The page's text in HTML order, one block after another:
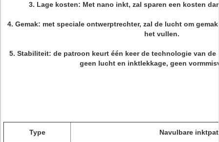
3. Lage kosten: Met nano inkt, zal sparen een kosten
4. Gemak: met speciale ontwerptrechter, zal de lucht om
het vullen.
5. Stabiliteit: de patroon keurt één keer de technologie van
geen lucht en inktlekkage, geen
Type Navulbare